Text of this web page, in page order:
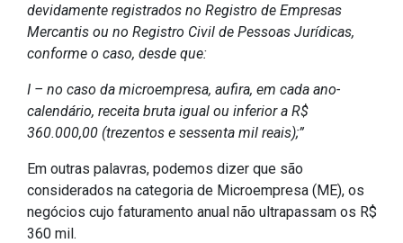
devidamente registrados no Registro de Empresas
Mercantis ou no Registro Civil de Pessoas Jurídicas,
conforme o caso, desde que:
I – no caso da microempresa, aufira, em cada ano-
calendário, receita bruta igual ou inferior a R$
360.000,00 (trezentos e sessenta mil reais);”
Em outras palavras, podemos dizer que são
considerados na categoria de Microempresa (ME), os
negócios cujo faturamento anual não ultrapassam os R$
360 mil.